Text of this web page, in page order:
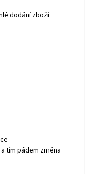
dodání zboží
5 hvězdiček.
5 hvězdiček.
tím pádem změna